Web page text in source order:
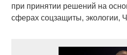
при принятии решений на
сферах соцзащиты, экологии,